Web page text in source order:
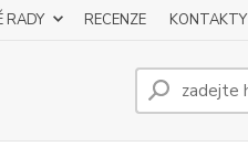
RADY RECENZE KONTAKTY